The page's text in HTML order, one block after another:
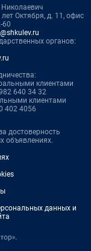
Николаевич
Октября, д. 11, офис
60
органов:
клиентами
640 34 32
клиентами
402 4056
достоверность
объявлениях.
данных и